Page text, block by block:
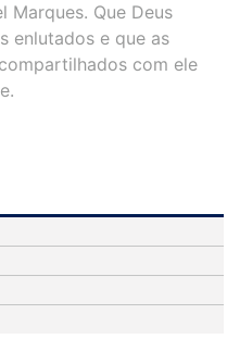
Marques. Que Deus
enlutados e que as
com ele